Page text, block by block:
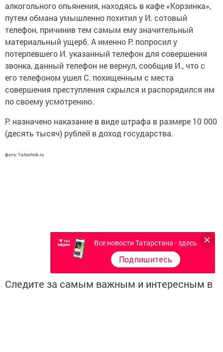
алкогольного опьянения, находясь в кафе «Корзинка»,
путем обмана умышленно похитил у И. сотовый
телефон, причинив тем самым ему значительный
материальный ущерб. А именно Р. попросил у
потерпевшего И. указанный телефон для совершения
звонка, данный телефон не вернул, сообщив И., что с
его телефоном ушел С. похищенным с места
совершения преступления скрылся и распорядился им
по своему усмотрению.
Р. назначено наказание в виде штрафа в размере 10 000
(десять тысяч) рублей в доход государства.
фото: 1istochnik.ru
Следите за самым важным и интересным в
Все новости Татарстана - здесь
Подпишитесь